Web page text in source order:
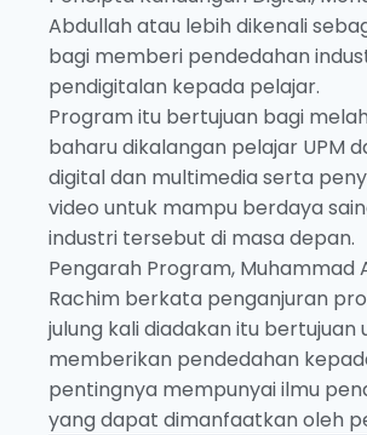
Abdullah atau lebih dikenali
bagi memberi pendedahan
pendigitalan kepada pelajar.
Program itu bertujuan bagi
baharu dikalangan pelajar UPM
digital dan multimedia serta
video untuk mampu berdaya
industri tersebut di masa depan.
Pengarah Program, Muhammad
Rachim berkata penganjuran
julung kali diadakan itu bertujuan
memberikan pendedahan
pentingnya mempunyai ilmu
yang dapat dimanfaatkan oleh